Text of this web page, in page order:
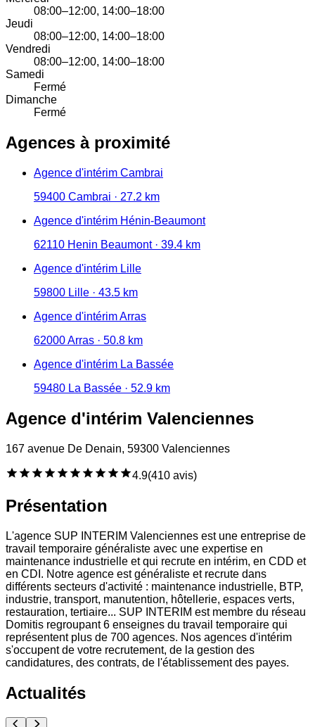
08:00–12:00, 14:00–18:00
Jeudi
08:00–12:00, 14:00–18:00
Vendredi
08:00–12:00, 14:00–18:00
Samedi
Fermé
Dimanche
Fermé
Agences à proximité
Agence d'intérim Cambrai
59400 Cambrai · 27.2 km
Agence d'intérim Hénin-Beaumont
62110 Henin Beaumont · 39.4 km
Agence d'intérim Lille
59800 Lille · 43.5 km
Agence d'intérim Arras
62000 Arras · 50.8 km
Agence d'intérim La Bassée
59480 La Bassée · 52.9 km
Agence d'intérim Valenciennes
167 avenue De Denain, 59300 Valenciennes
4.9(410 avis)
Présentation
L'agence SUP INTERIM Valenciennes est une entreprise de
travail temporaire généraliste avec une expertise en
maintenance industrielle et qui recrute en intérim, en CDD et
en CDI. Notre agence est généraliste et recrute dans
différents secteurs d'activité : maintenance industrielle, BTP,
industrie, transport, manutention, hôtellerie, espaces verts,
restauration, tertiaire... SUP INTERIM est membre du réseau
Domitis regroupant 6 enseignes du travail temporaire qui
représentent plus de 700 agences. Nos agences d'intérim
s'occupent de votre recrutement, de la gestion des
candidatures, des contrats, de l'établissement des payes.
Actualités